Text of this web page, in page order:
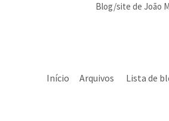
Blog/site de João
Início Arquivos Lista de